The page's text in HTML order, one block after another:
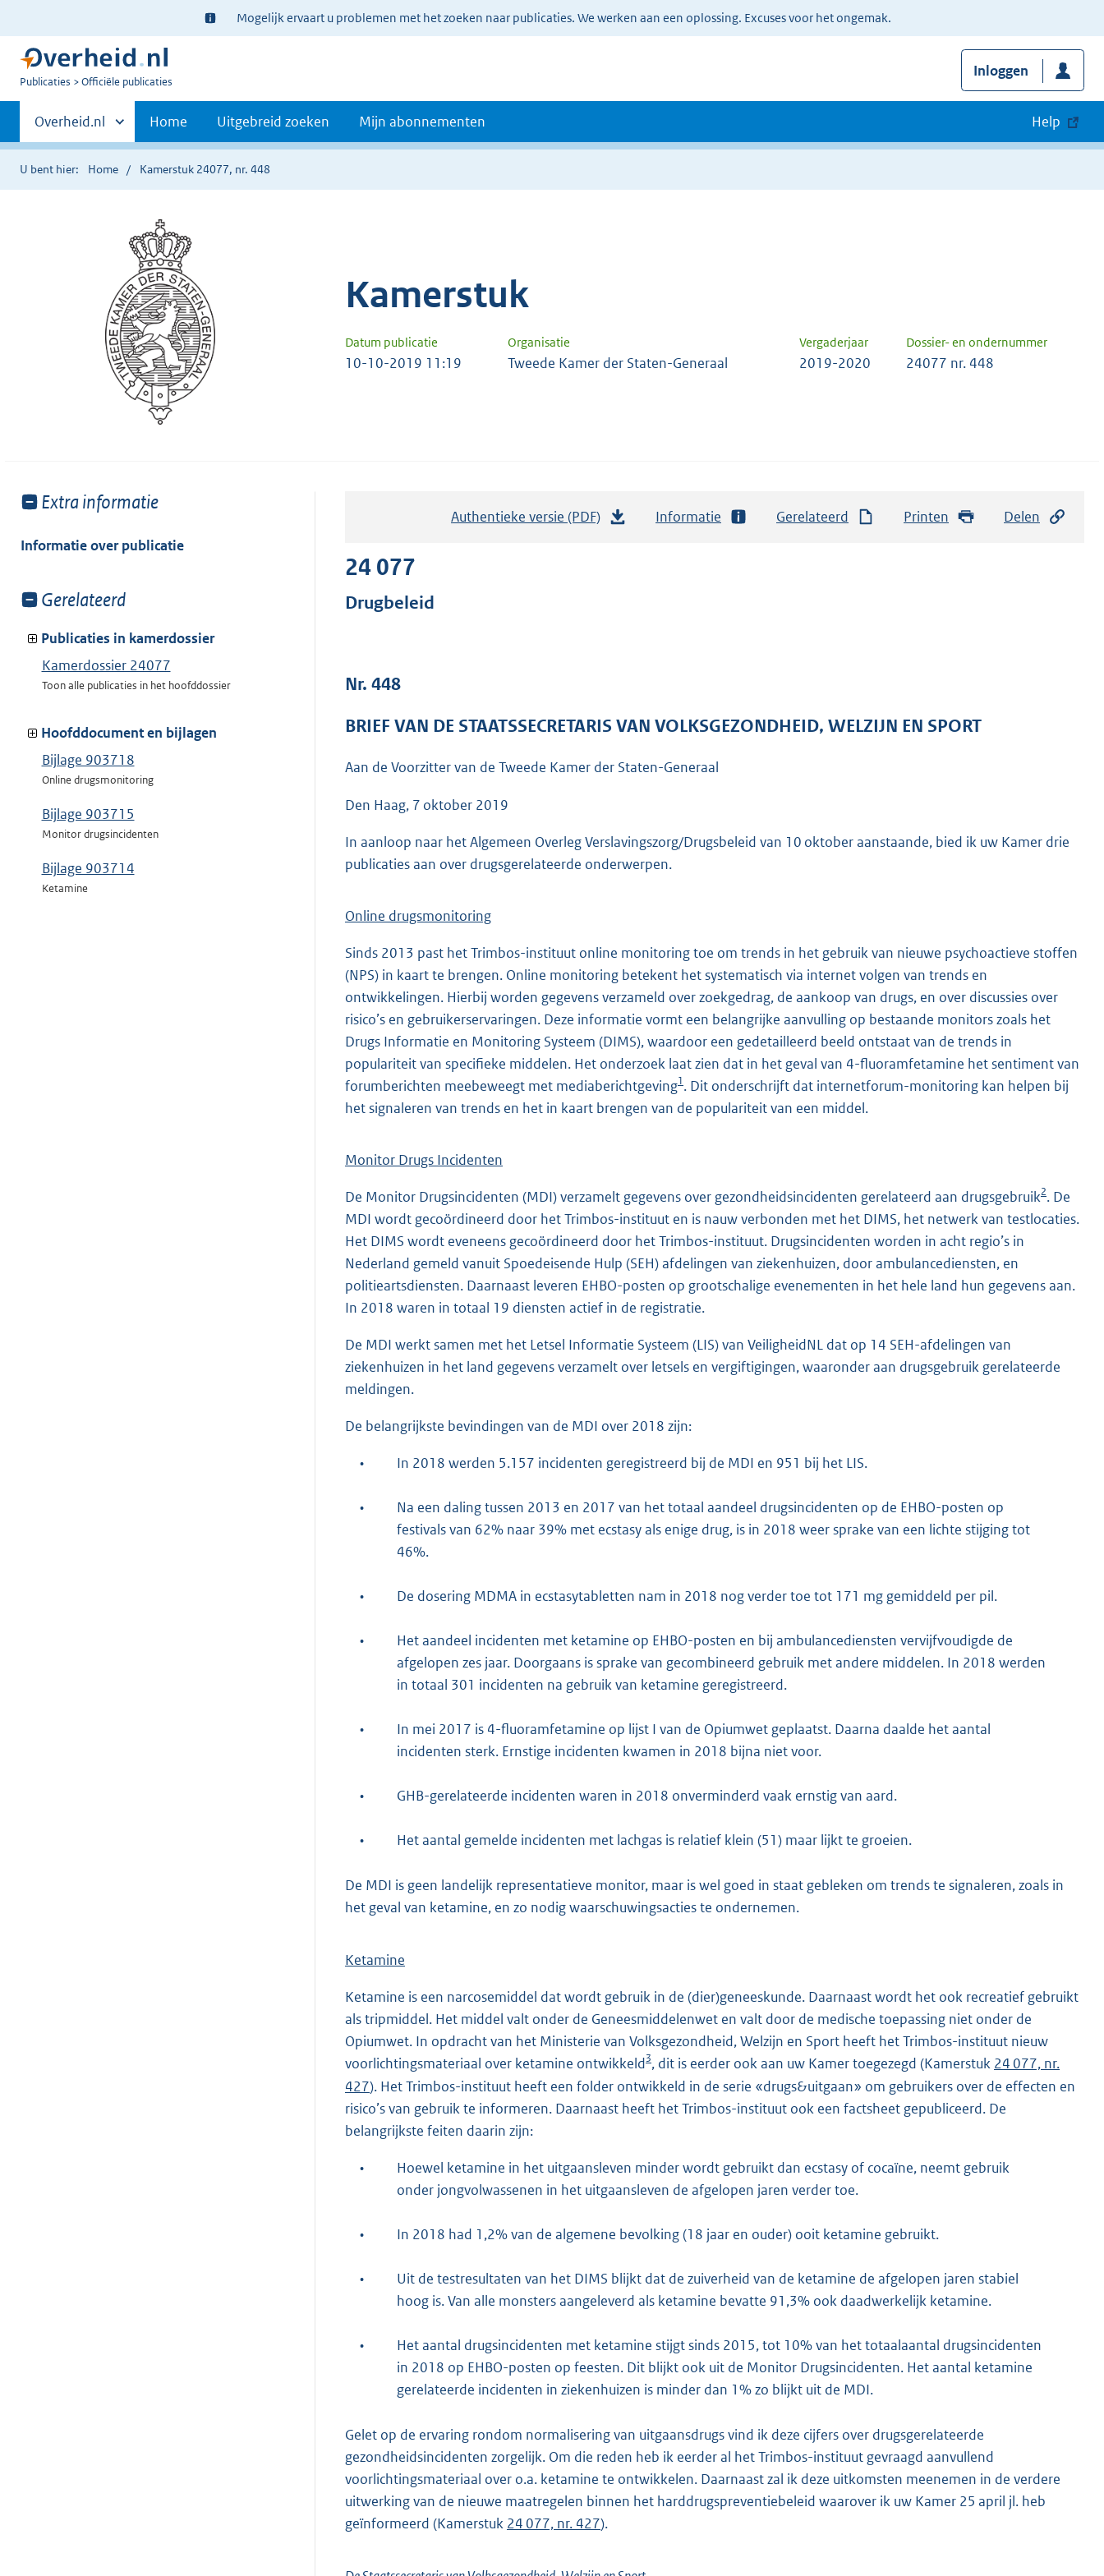
Ter
informatie:
Mogelijk ervaart u problemen met het zoeken naar publicaties. We werken aan een oplossing. Excuses voor het ongemak.
U
Publicaties Officiële publicaties
Inloggen
Primaire
navigatie
Andere
sites
binnen
Overheid.nl Home Uitgebreid zoeken Mijn abonnementen Help
U bent hier: Home Kamerstuk 24077, nr. 448
Kamerstuk
Datum publicatie Organisatie Vergaderjaar Dossier- en ondernummer
10-10-2019 11:19 Tweede Kamer der Staten-Generaal 2019-2020 24077 nr. 448
Toon
van:
Extra informatie
Informatie over publicatie
Toon
van:
Gerelateerd
Publicaties in kamerdossier
Kamerdossier 24077
Toon alle publicaties in het hoofddossier
Hoofddocument en bijlagen
Bijlage 903718
Online drugsmonitoring
Bijlage 903715
Monitor drugsincidenten
Bijlage 903714
Ketamine
Authentieke versie (PDF)
r
o
:
4
Informatie Gerelateerd Printen Delen
24 077
Drugbeleid
Nr. 448
BRIEF VAN DE STAATSSECRETARIS VAN VOLKSGEZONDHEID, WELZIJN EN SPORT
Aan de Voorzitter van de Tweede Kamer der Staten-Generaal
Den Haag, 7 oktober 2019
In aanloop naar het Algemeen Overleg Verslavingszorg/Drugsbeleid van 10 oktober aanstaande, bied ik uw Kamer drie
publicaties aan over drugsgerelateerde onderwerpen.
Online drugsmonitoring
Sinds 2013 past het Trimbos-instituut online monitoring toe om trends in het gebruik van nieuwe psychoactieve stoffen
(NPS) in kaart te brengen. Online monitoring betekent het systematisch via internet volgen van trends en
ontwikkelingen. Hierbij worden gegevens verzameld over zoekgedrag, de aankoop van drugs, en over discussies over
risico’s en gebruikerservaringen. Deze informatie vormt een belangrijke aanvulling op bestaande monitors zoals het
Drugs Informatie en Monitoring Systeem (DIMS), waardoor een gedetailleerd beeld ontstaat van de trends in
populariteit van specifieke middelen. Het onderzoek laat zien dat in het geval van 4-fluoramfetamine het sentiment van
forumberichten meebeweegt met mediaberichtgeving1. Dit onderschrijft dat internetforum-monitoring kan helpen bij
het signaleren van trends en het in kaart brengen van de populariteit van een middel.
Monitor Drugs Incidenten
De Monitor Drugsincidenten (MDI) verzamelt gegevens over gezondheidsincidenten gerelateerd aan drugsgebruik2. De
MDI wordt gecoördineerd door het Trimbos-instituut en is nauw verbonden met het DIMS, het netwerk van testlocaties.
Het DIMS wordt eveneens gecoördineerd door het Trimbos-instituut. Drugsincidenten worden in acht regio’s in
Nederland gemeld vanuit Spoedeisende Hulp (SEH) afdelingen van ziekenhuizen, door ambulancediensten, en
politieartsdiensten. Daarnaast leveren EHBO-posten op grootschalige evenementen in het hele land hun gegevens aan.
In 2018 waren in totaal 19 diensten actief in de registratie.
De MDI werkt samen met het Letsel Informatie Systeem (LIS) van VeiligheidNL dat op 14 SEH-afdelingen van
ziekenhuizen in het land gegevens verzamelt over letsels en vergiftigingen, waaronder aan drugsgebruik gerelateerde
meldingen.
De belangrijkste bevindingen van de MDI over 2018 zijn:
• In 2018 werden 5.157 incidenten geregistreerd bij de MDI en 951 bij het LIS.
•
Na een daling tussen 2013 en 2017 van het totaal aandeel drugsincidenten op de EHBO-posten op
festivals van 62% naar 39% met ecstasy als enige drug, is in 2018 weer sprake van een lichte stijging tot
46%.
• De dosering MDMA in ecstasytabletten nam in 2018 nog verder toe tot 171 mg gemiddeld per pil.
•
Het aandeel incidenten met ketamine op EHBO-posten en bij ambulancediensten vervijfvoudigde de
afgelopen zes jaar. Doorgaans is sprake van gecombineerd gebruik met andere middelen. In 2018 werden
in totaal 301 incidenten na gebruik van ketamine geregistreerd.
•
In mei 2017 is 4-fluoramfetamine op lijst I van de Opiumwet geplaatst. Daarna daalde het aantal
incidenten sterk. Ernstige incidenten kwamen in 2018 bijna niet voor.
• GHB-gerelateerde incidenten waren in 2018 onverminderd vaak ernstig van aard.
• Het aantal gemelde incidenten met lachgas is relatief klein (51) maar lijkt te groeien.
De MDI is geen landelijk representatieve monitor, maar is wel goed in staat gebleken om trends te signaleren, zoals in
het geval van ketamine, en zo nodig waarschuwingsacties te ondernemen.
Ketamine
Ketamine is een narcosemiddel dat wordt gebruik in de (dier)geneeskunde. Daarnaast wordt het ook recreatief gebruikt
als tripmiddel. Het middel valt onder de Geneesmiddelenwet en valt door de medische toepassing niet onder de
Opiumwet. In opdracht van het Ministerie van Volksgezondheid, Welzijn en Sport heeft het Trimbos-instituut nieuw
voorlichtingsmateriaal over ketamine ontwikkeld3, dit is eerder ook aan uw Kamer toegezegd (Kamerstuk 24 077, nr.
427). Het Trimbos-instituut heeft een folder ontwikkeld in de serie «drugs&uitgaan» om gebruikers over de effecten en
risico’s van gebruik te informeren. Daarnaast heeft het Trimbos-instituut ook een factsheet gepubliceerd. De
belangrijkste feiten daarin zijn:
•
Hoewel ketamine in het uitgaansleven minder wordt gebruikt dan ecstasy of cocaïne, neemt gebruik
onder jongvolwassenen in het uitgaansleven de afgelopen jaren verder toe.
• In 2018 had 1,2% van de algemene bevolking (18 jaar en ouder) ooit ketamine gebruikt.
•
Uit de testresultaten van het DIMS blijkt dat de zuiverheid van de ketamine de afgelopen jaren stabiel
hoog is. Van alle monsters aangeleverd als ketamine bevatte 91,3% ook daadwerkelijk ketamine.
•
Het aantal drugsincidenten met ketamine stijgt sinds 2015, tot 10% van het totaalaantal drugsincidenten
in 2018 op EHBO-posten op feesten. Dit blijkt ook uit de Monitor Drugsincidenten. Het aantal ketamine
gerelateerde incidenten in ziekenhuizen is minder dan 1% zo blijkt uit de MDI.
Gelet op de ervaring rondom normalisering van uitgaansdrugs vind ik deze cijfers over drugsgerelateerde
gezondheidsincidenten zorgelijk. Om die reden heb ik eerder al het Trimbos-instituut gevraagd aanvullend
voorlichtingsmateriaal over o.a. ketamine te ontwikkelen. Daarnaast zal ik deze uitkomsten meenemen in de verdere
uitwerking van de nieuwe maatregelen binnen het harddrugspreventiebeleid waarover ik uw Kamer 25 april jl. heb
geïnformeerd (Kamerstuk 24 077, nr. 427).